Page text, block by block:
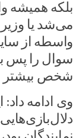
بلکه همیشه
می‌شد یا
واسطه از
سوال را پس
شخص بیشتر
وی ادامه